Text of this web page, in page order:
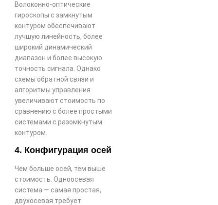
Волоконно-оптические
гироскопы с замкнутым
контуром обеспечивают
лучшую линейность, более
широкий динамический
диапазон и более высокую
точность сигнала. Однако
схемы обратной связи и
алгоритмы управления
увеличивают стоимость по
сравнению с более простыми
системами с разомкнутым
контуром.
4. Конфигурация осей
Чем больше осей, тем выше
стоимость. Одноосевая
система — самая простая,
двухосевая требует